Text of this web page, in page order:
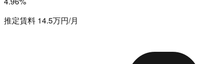
推定賃料 14.5万円/月